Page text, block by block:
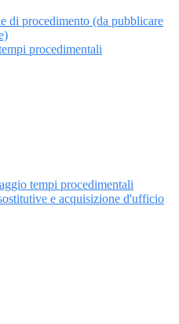
di procedimento (da pubblicare
procedimentali
tempi procedimentali
e acquisizione d'ufficio